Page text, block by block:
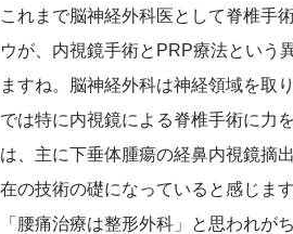
これまで脳神経外科医として脊椎手
ウが、内視鏡手術とPRP療法という
ますね。脳神経外科は神経領域を取
では特に内視鏡による脊椎手術に力
は、主に下垂体腫瘍の経鼻内視鏡摘
在の技術の礎になっていると感じます
「腰痛治療は整形外科」と思われが